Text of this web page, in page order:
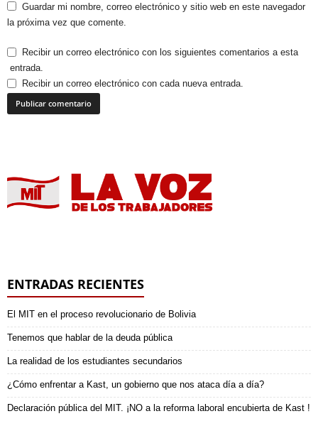
Guardar mi nombre, correo electrónico y sitio web en este navegador
la próxima vez que comente.
Recibir un correo electrónico con los siguientes comentarios a esta
entrada.
Recibir un correo electrónico con cada nueva entrada.
ENTRADAS RECIENTES
El MIT en el proceso revolucionario de Bolivia
Tenemos que hablar de la deuda pública
La realidad de los estudiantes secundarios
¿Cómo enfrentar a Kast, un gobierno que nos ataca día a día?
Declaración pública del MIT. ¡NO a la reforma laboral encubierta de Kast !